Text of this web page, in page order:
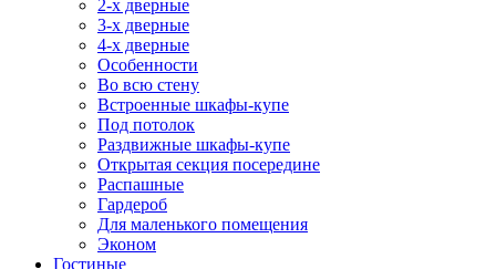
2-х дверные
3-х дверные
4-х дверные
Особенности
Во всю стену
Встроенные шкафы-купе
Под потолок
Раздвижные шкафы-купе
Открытая секция посередине
Распашные
Гардероб
Для маленького помещения
Эконом
Гостиные